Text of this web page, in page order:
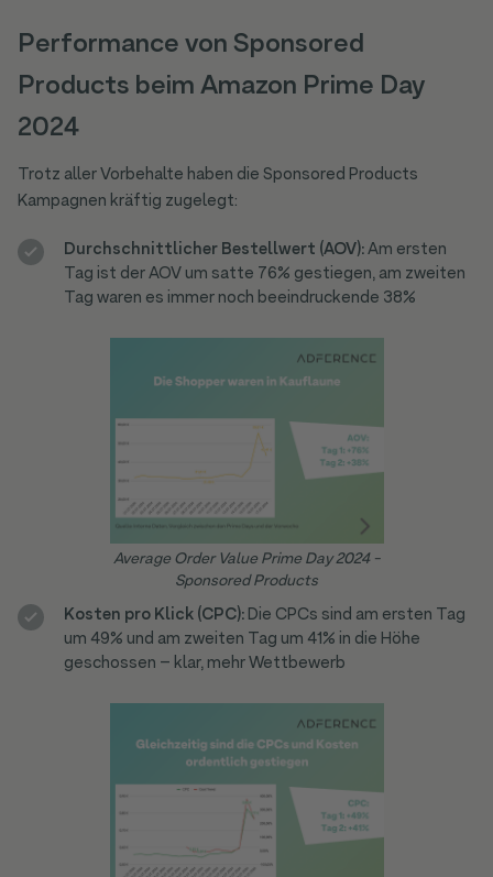
Performance von Sponsored
Products beim Amazon Prime Day
2024
Trotz aller Vorbehalte haben die Sponsored Products
Kampagnen kräftig zugelegt:
Durchschnittlicher Bestellwert (AOV):Am ersten
Tag ist der AOV um satte 76% gestiegen, am zweiten
Tag waren es immer noch beeindruckende 38%
Average Order Value Prime Day 2024 -
Sponsored Products
Kosten pro Klick (CPC):Die CPCs sind am ersten Tag
um 49% und am zweiten Tag um 41% in die Höhe
geschossen – klar, mehr Wettbewerb